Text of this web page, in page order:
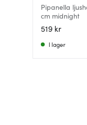
Pipanella
cm midnight
519 kr
I lager